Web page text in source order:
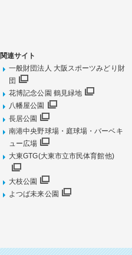
関連サイト
一般財団法人 大阪スポーツみどり財
団
花博記念公園 鶴見緑地
八幡屋公園
長居公園
南港中央野球場・庭球場・バーベキ
ュー広場
大東GTG(大東市立市民体育館他)
大枝公園
よつば未来公園